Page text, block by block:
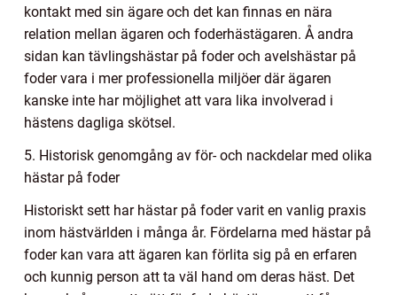
kontakt med sin ägare och det kan finnas en nära
relation mellan ägaren och foderhästägaren. Å andra
sidan kan tävlingshästar på foder och avelshästar på
foder vara i mer professionella miljöer där ägaren
kanske inte har möjlighet att vara lika involverad i
hästens dagliga skötsel.
5. Historisk genomgång av för- och nackdelar med olika
hästar på foder
Historiskt sett har hästar på foder varit en vanlig praxis
inom hästvärlden i många år. Fördelarna med hästar på
foder kan vara att ägaren kan förlita sig på en erfaren
och kunnig person att ta väl hand om deras häst. Det